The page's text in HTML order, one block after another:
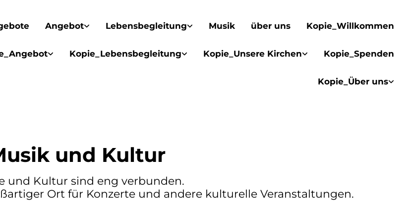
Angebot Lebensbegleitung Musik über uns Kopie_Willkommen
Kopie_Lebensbegleitung Kopie_Unsere Kirchen Kopie_Spenden
Kopie_Über uns
und Kultur
und Kultur sind eng verbunden.
Ort für Konzerte und andere kulturelle Veranstaltungen.